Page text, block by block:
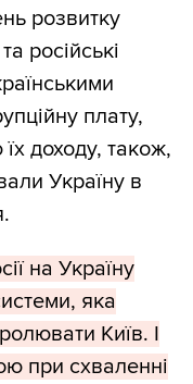
розвитку
російські
плату,
доходу, також,
Україну в
на Україну
яка
Київ. І
при схваленні